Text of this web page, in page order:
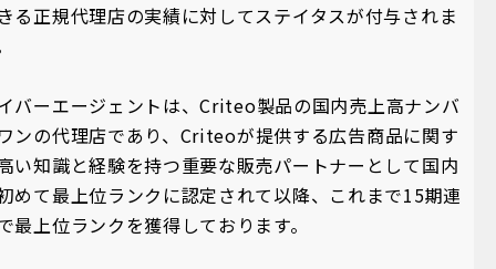
る正規代理店の実績に対してステイタスが付与されま
バーエージェントは、Criteo製品の国内売上高ナンバ
ンの代理店であり、Criteoが提供する広告商品に関す
い知識と経験を持つ重要な販売パートナーとして国内
めて最上位ランクに認定されて以降、これまで15期連
最上位ランクを獲得しております。